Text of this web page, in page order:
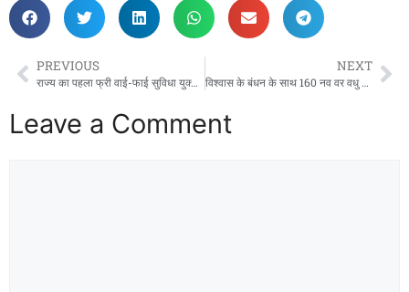
PREVIOUS
राज्य का पहला फ्री वाई-फाई सुविधा युक्त रायगढ़ शासकीय मेडिकल कॉलेज बना ,,,,,,,,,,,
NEXT
विश्वास के बंधन के साथ 160 नव वर वधु ने ली सात फेरों के साथ सात जन्म तक एक साथ रहने की शपथ!
Leave a Comment